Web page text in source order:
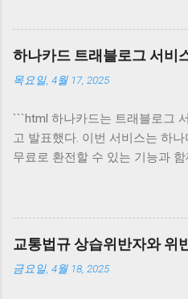
다. 대선 후보 등록 완료 2023년
당과 국민의힘이 예비후보 등록
들은 당 내에서의 경선을 통해
이번 대선은 국민의 참여가 더욱
행되며, 예비후보로 등록한 인물
해 유권자들의 마음을 사로잡
록이 완료되면서 이들은 본격적
됩니다. 이 과정에서 대선 후보들
일 것입니다. 특히, 이번 대선에
권자들의 선택이 매우 중요한 변
록이 끝났으니, 앞으로 국민들이
비전과 정책을 전달하는 데 집중
하나카드 트래블로그 서비
목요일, 4월 17, 2025
```html 하나카드는 트래블로그
고 발표했다. 이번 서비스는 하
무료로 환전할 수 있는 기능과
다. 이러한 혁신적인 서비스는
을 원하는 많은 사용자들에게 큰
트래블로그 서비스 소개 하나카
트래블로그 서비스를 선보였습
간편하게 외화를 관리할 수 있도
교통법규 상습위반자와 위
금요일, 4월 18, 2025